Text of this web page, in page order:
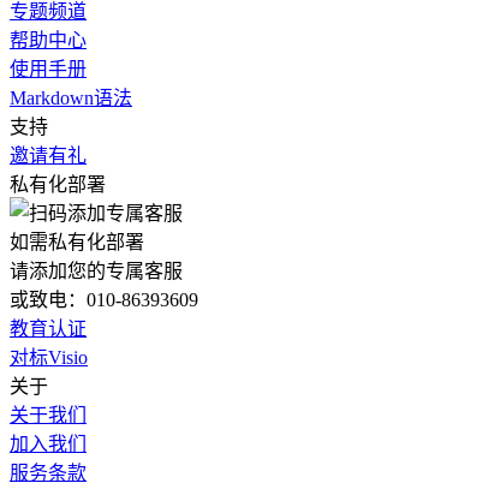
专题频道
帮助中心
使用手册
Markdown语法
支持
邀请有礼
私有化部署
如需私有化部署
请添加您的专属客服
或致电：010-86393609
教育认证
对标Visio
关于
关于我们
加入我们
服务条款